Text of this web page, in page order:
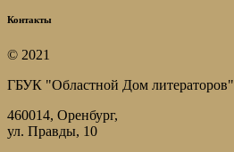
Контакты
© 2021
ГБУК "Областной Дом литераторов"
460014, Оренбург,
ул. Правды, 10